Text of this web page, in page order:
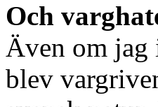
Och
Även om jag
blev